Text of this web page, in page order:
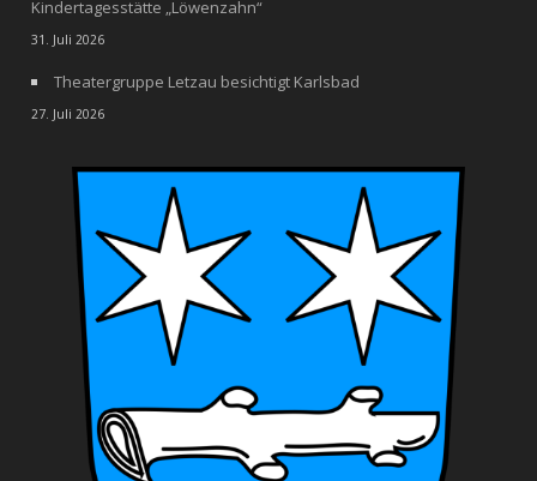
Kindertagesstätte „Löwenzahn“
31. Juli 2026
Theatergruppe Letzau besichtigt Karlsbad
27. Juli 2026